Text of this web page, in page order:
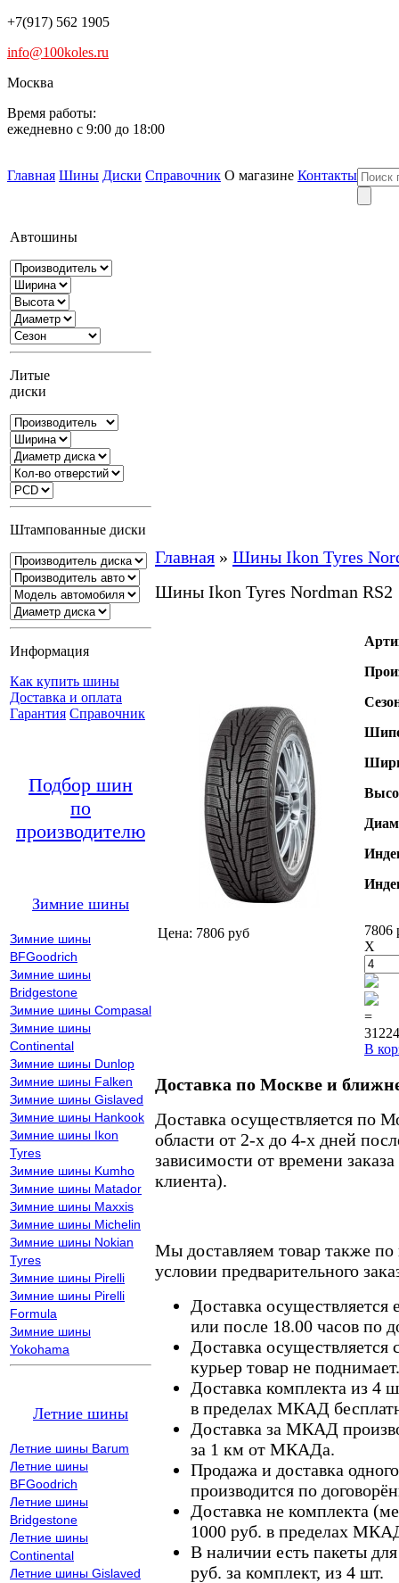
+7(917) 562 1905
info@100koles.ru
Москва
Время работы:
ежедневно с 9:00 до 18:00
Главная Шины Диски Справочник О магазине Контакты
Автошины
Литые
диски
Штампованные диски
Информация
Как купить шины
Доставка и оплата
Гарантия Справочник
Подбор шин
по
производителю
Зимние шины
Зимние шины
BFGoodrich
Зимние шины
Bridgestone
Зимние шины Compasal
Зимние шины
Continental
Зимние шины Dunlop
Зимние шины Falken
Зимние шины Gislaved
Зимние шины Hankook
Зимние шины Ikon
Tyres
Зимние шины Kumho
Зимние шины Matador
Зимние шины Maxxis
Зимние шины Michelin
Зимние шины Nokian
Tyres
Зимние шины Pirelli
Зимние шины Pirelli
Formula
Зимние шины
Yokohama
Летние шины
Летние шины Barum
Летние шины
BFGoodrich
Летние шины
Bridgestone
Летние шины
Continental
Летние шины Gislaved
Главная » Шины Ikon Tyres
Шины Ikon Tyres Nordman RS2
Цена: 7806 руб
7806
X
=
В
Доставка по Москве и
Доставка осуществляется по
области от 2-х до 4-х дней
зависимости от времени
клиента).
Мы доставляем товар также
условии предварительного
Доставка осуществляется
или после 18.00 часов по
Доставка осуществляется
курьер товар не поднимает.
Доставка комплекта из 4
в пределах МКАД
Доставка за МКАД
за 1 км от МКАДа.
Продажа и доставка
производится по
Доставка не комплекта
1000 руб. в пределах
В наличии есть пакеты
руб. за комплект, из 4 шт.